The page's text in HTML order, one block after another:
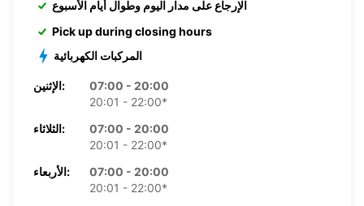
الإرجاع على مدار اليوم وطوال أيام الأسبوع
Pick up during closing hours
المركبات الكهربائية
الإثنين:
07:00 - 20:00
20:01 - 22:00*
الثلاثاء:
07:00 - 20:00
20:01 - 22:00*
الأربعاء:
07:00 - 20:00
20:01 - 22:00*